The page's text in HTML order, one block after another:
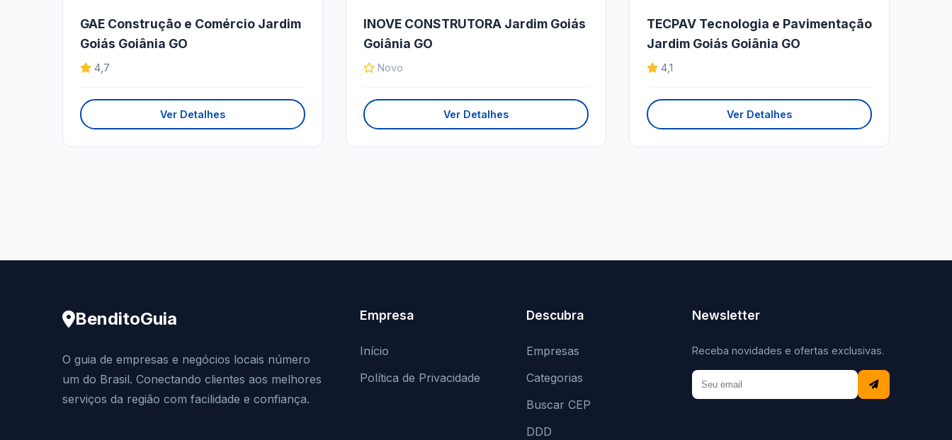
GAE Construção e Comércio Jardim
Goiás Goiânia GO
4,7
Ver Detalhes
INOVE CONSTRUTORA Jardim Goiás
Goiânia GO
Novo
Ver Detalhes
TECPAV Tecnologia e Pavimentação
Jardim Goiás Goiânia GO
4,1
Ver Detalhes
BenditoGuia
O guia de empresas e negócios locais número
um do Brasil. Conectando clientes aos melhores
serviços da região com facilidade e confiança.
Empresa
Início
Política de Privacidade
Descubra
Empresas
Categorias
Buscar CEP
DDD
Newsletter
Receba novidades e ofertas exclusivas.